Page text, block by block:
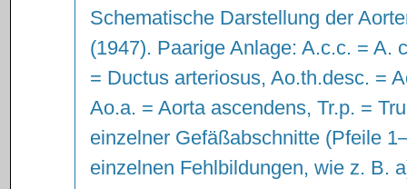
Schematische Darstellung der
(1947). Paarige Anlage: A.c.c. = A.
= Ductus arteriosus, Ao.th.desc. =
Ao.a. = Aorta ascendens, Tr.p. =
einzelner Gefäßabschnitte (Pfeile
einzelnen Fehlbildungen, wie z. B.